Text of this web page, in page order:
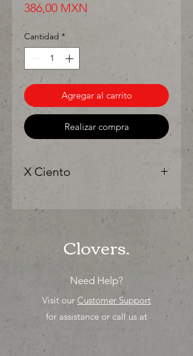
386,00 MXN
Cantidad *
Agregar al carrito
Realizar compra
X Ciento
"Ya sea para comprar o para surtir,
solo los mejores precios para tu
tienda o proyecto" venta por ciento
Clovers.
Need Help?
Visit our Customer Support
for assistance or call us at